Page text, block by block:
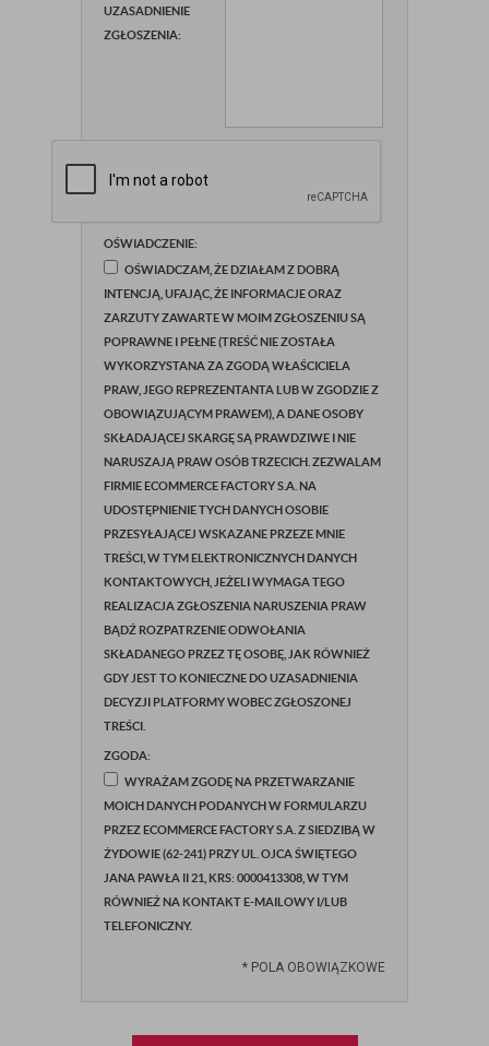
UZASADNIENIE
ZGŁOSZENIA:
OŚWIADCZENIE:
OŚWIADCZAM, ŻE DZIAŁAM Z DOBRĄ
INTENCJĄ, UFAJĄC, ŻE INFORMACJE ORAZ
ZARZUTY ZAWARTE W MOIM ZGŁOSZENIU SĄ
POPRAWNE I PEŁNE (TREŚĆ NIE ZOSTAŁA
WYKORZYSTANA ZA ZGODĄ WŁAŚCICIELA
PRAW, JEGO REPREZENTANTA LUB W ZGODZIE Z
OBOWIĄZUJĄCYM PRAWEM), A DANE OSOBY
SKŁADAJĄCEJ SKARGĘ SĄ PRAWDZIWE I NIE
NARUSZAJĄ PRAW OSÓB TRZECICH. ZEZWALAM
FIRMIE ECOMMERCE FACTORY S.A. NA
UDOSTĘPNIENIE TYCH DANYCH OSOBIE
PRZESYŁAJĄCEJ WSKAZANE PRZEZE MNIE
TREŚCI, W TYM ELEKTRONICZNYCH DANYCH
KONTAKTOWYCH, JEŻELI WYMAGA TEGO
REALIZACJA ZGŁOSZENIA NARUSZENIA PRAW
BĄDŹ ROZPATRZENIE ODWOŁANIA
SKŁADANEGO PRZEZ TĘ OSOBĘ, JAK RÓWNIEŻ
GDY JEST TO KONIECZNE DO UZASADNIENIA
DECYZJI PLATFORMY WOBEC ZGŁOSZONEJ
TREŚCI.
ZGODA:
WYRAŻAM ZGODĘ NA PRZETWARZANIE
MOICH DANYCH PODANYCH W FORMULARZU
PRZEZ ECOMMERCE FACTORY S.A. Z SIEDZIBĄ W
ŻYDOWIE (62-241) PRZY UL. OJCA ŚWIĘTEGO
JANA PAWŁA II 21, KRS: 0000413308, W TYM
RÓWNIEŻ NA KONTAKT E-MAILOWY I/LUB
TELEFONICZNY.
* POLA OBOWIĄZKOWE